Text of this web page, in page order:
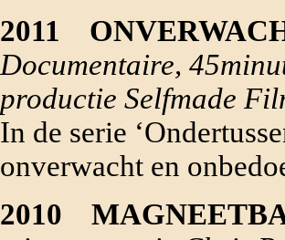
2011
Documentaire,
productie Selfmade
In de serie
onverwacht en
2010